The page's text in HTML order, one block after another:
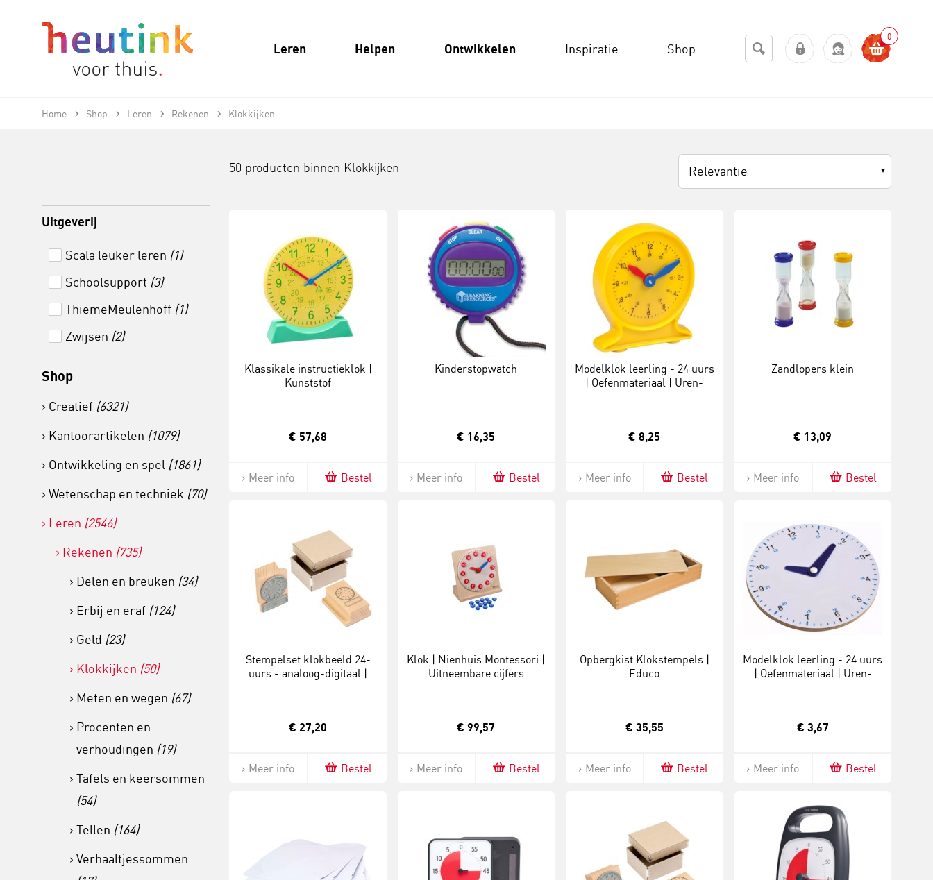
Leren Helpen Ontwikkelen Inspiratie Shop
0
Home Shop Leren Rekenen Klokkijken
Uitgeverij
Scala leuker leren (1)
Schoolsupport (3)
ThiemeMeulenhoff (1)
Zwijsen (2)
Shop
Creatief (6321)
Kantoorartikelen (1079)
Ontwikkeling en spel (1861)
Wetenschap en techniek (70)
Leren (2546)
Rekenen (735)
Delen en breuken (34)
Erbij en eraf (124)
Geld (23)
Klokkijken (50)
Meten en wegen (67)
Procenten en
verhoudingen (19)
Tafels en keersommen
(54)
Tellen (164)
Verhaaltjessommen
50 producten binnen Klokkijken Relevantie
Klassikale instructieklok |
Kunststof
€ 57,68
Meer info Bestel
Kinderstopwatch
€ 16,35
Meer info Bestel
Modelklok leerling - 24 uurs
| Oefenmateriaal | Uren-
€ 8,25
Meer info Bestel
Zandlopers klein
€ 13,09
Meer info Bestel
Stempelset klokbeeld 24-
uurs - analoog-digitaal |
€ 27,20
Meer info Bestel
Klok | Nienhuis Montessori |
Uitneembare cijfers
€ 99,57
Meer info Bestel
Opbergkist Klokstempels |
Educo
€ 35,55
Meer info Bestel
Modelklok leerling - 24 uurs
| Oefenmateriaal | Uren-
€ 3,67
Meer info Bestel